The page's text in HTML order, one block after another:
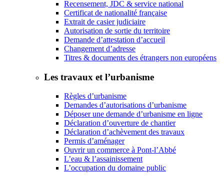
Recensement, JDC & service national
Certificat de nationalité française
Extrait de casier judiciaire
Autorisation de sortie du territoire
Demande d’attestation d’accueil
Changement d’adresse
Titres & documents des étrangers non européens
Les travaux et l’urbanisme
Règles d’urbanisme
Demandes d’autorisations d’urbanisme
Déposer une demande d’urbanisme en ligne
Déclaration d’ouverture de chantier
Déclaration d’achèvement des travaux
Permis d’aménager
Ouvrir un commerce à Pont-l’Abbé
L’eau & l’assainissement
L’occupation du domaine public